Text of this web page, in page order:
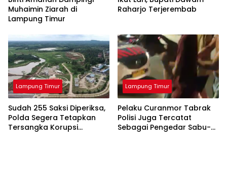
Muhaimin Ziarah di
Lampung Timur
Raharjo Terjerembab
Lampung Timur
Sudah 255 Saksi Diperiksa,
Polda Segera Tetapkan
Tersangka Korupsi
Lampung Timur
Pelaku Curanmor Tabrak
Polisi Juga Tercatat
Sebagai Pengedar Sabu-